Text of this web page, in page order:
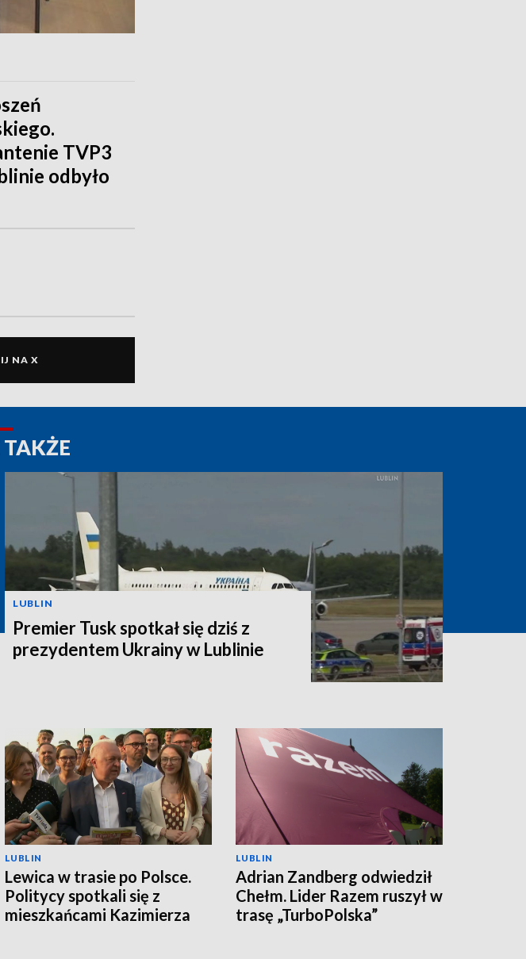
TVP3
odbyło
NA X
LUBLIN
Premier Tusk spotkał się dziś z
prezydentem Ukrainy w Lublinie
LUBLIN
Lewica w trasie po Polsce.
Politycy spotkali się z
mieszkańcami Kazimierza
LUBLIN
Adrian Zandberg odwiedził
Chełm. Lider Razem ruszył w
trasę „TurboPolska”